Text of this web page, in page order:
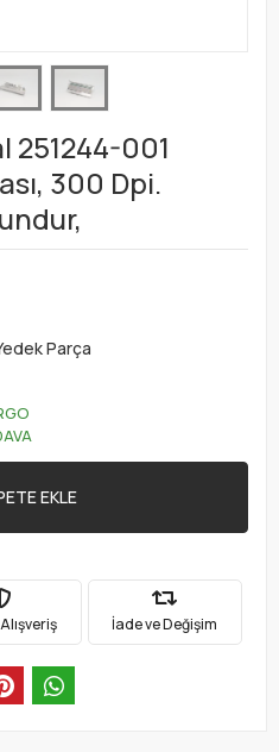
251244-001
300 Dpi.
Parça
EKLE
İade ve Değişim